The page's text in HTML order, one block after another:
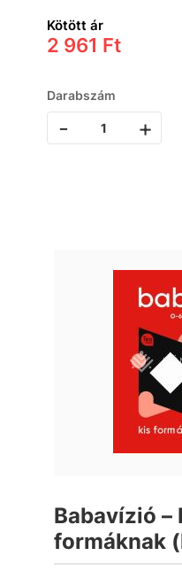
Kötött ár
2 961 Ft
Darabszám
- +
Babavízió
formáknak